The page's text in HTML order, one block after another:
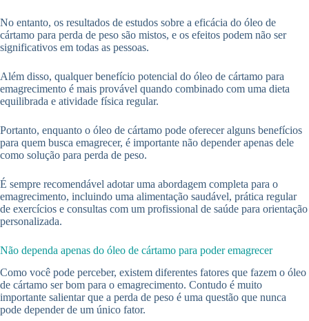
No entanto, os resultados de estudos sobre a eficácia do óleo de
cártamo para perda de peso são mistos, e os efeitos podem não ser
significativos em todas as pessoas.
Além disso, qualquer benefício potencial do óleo de cártamo para
emagrecimento é mais provável quando combinado com uma dieta
equilibrada e atividade física regular.
Portanto, enquanto o óleo de cártamo pode oferecer alguns benefícios
para quem busca emagrecer, é importante não depender apenas dele
como solução para perda de peso.
É sempre recomendável adotar uma abordagem completa para o
emagrecimento, incluindo uma alimentação saudável, prática regular
de exercícios e consultas com um profissional de saúde para orientação
personalizada.
Não dependa apenas do óleo de cártamo para poder emagrecer
Como você pode perceber, existem diferentes fatores que fazem o óleo
de cártamo ser bom para o emagrecimento. Contudo é muito
importante salientar que a perda de peso é uma questão que nunca
pode depender de um único fator.